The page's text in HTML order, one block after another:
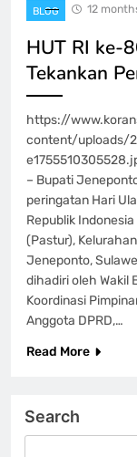
BLOG 12
HUT RI ke-
Tekankan
https://
content/uploads/
– Bupati
peringatan Hari
Republik
(Pastur),
Jeneponto,
dihadiri oleh Wakil
Koordinasi
Anggota DPRD,…
Read More
Search